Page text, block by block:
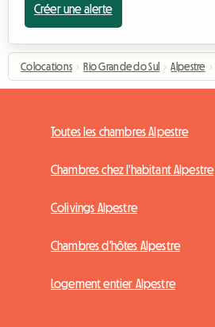
Créer une alerte
Colocations › Rio Grande do Sul › Alpestre ›
Toutes les chambres Alpestre
Chambres chez l'habitant Alpestre
Colivings Alpestre
Chambres d'hôtes Alpestre
Logement entier Alpestre